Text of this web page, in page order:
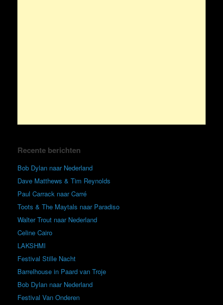
Recente berichten
Bob Dylan naar Nederland
Dave Matthews & Tim Reynolds
Paul Carrack naar Carré
Toots & The Maytals naar Paradiso
Walter Trout naar Nederland
Celine Cairo
LAKSHMI
Festival Stille Nacht
Barrelhouse in Paard van Troje
Bob Dylan naar Nederland
Festival Van Onderen